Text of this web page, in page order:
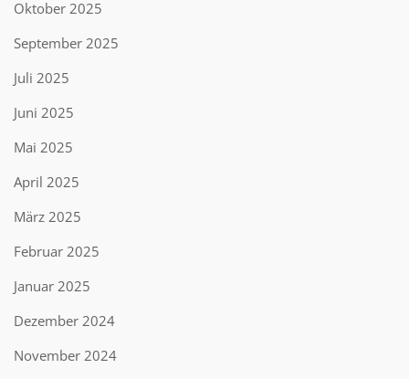
Oktober 2025
September 2025
Juli 2025
Juni 2025
Mai 2025
April 2025
März 2025
Februar 2025
Januar 2025
Dezember 2024
November 2024